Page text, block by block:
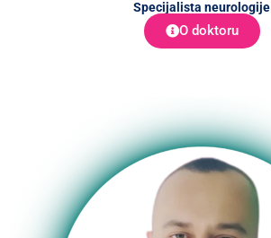
Specijalista neurologije
O doktoru